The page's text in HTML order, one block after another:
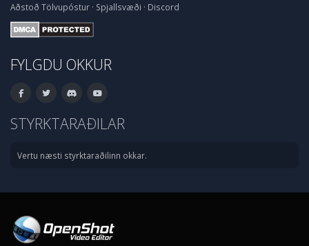
Aðstoð Tölvupóstur · Spjallsvæði · Discord
FYLGDU OKKUR
STYRKTARAÐILAR
Vertu næsti styrktaraðilinn okkar.